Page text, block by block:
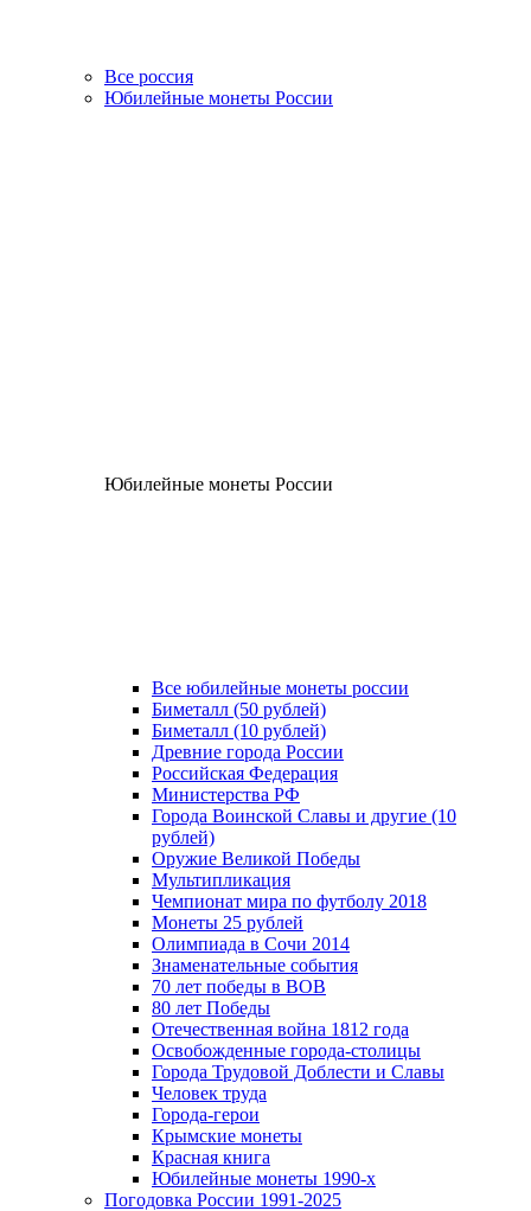
Все россия
Юбилейные монеты России
Юбилейные монеты России
Все юбилейные монеты россии
Биметалл (50 рублей)
Биметалл (10 рублей)
Древние города России
Российская Федерация
Министерства РФ
Города Воинской Славы и другие (10
рублей)
Оружие Великой Победы
Мультипликация
Чемпионат мира по футболу 2018
Монеты 25 рублей
Олимпиада в Сочи 2014
Знаменательные события
70 лет победы в ВОВ
80 лет Победы
Отечественная война 1812 года
Освобожденные города-столицы
Города Трудовой Доблести и Славы
Человек труда
Города-герои
Крымские монеты
Красная книга
Юбилейные монеты 1990-х
Погодовка России 1991-2025